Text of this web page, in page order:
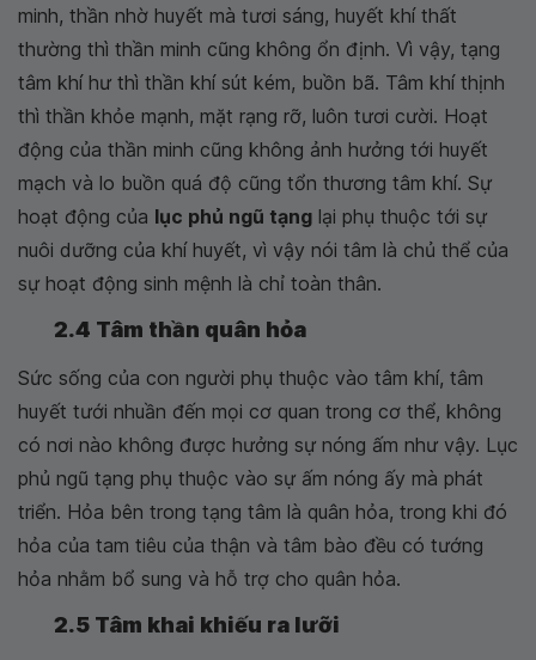
minh, thần nhờ huyết mà tươi sáng, huyết khí thất
thường thì thần minh cũng không ổn định. Vì vậy, tạng
tâm khí hư thì thần khí sút kém, buồn bã. Tâm khí thịnh
thì thần khỏe mạnh, mặt rạng rỡ, luôn tươi cười. Hoạt
động của thần minh cũng không ảnh hưởng tới huyết
mạch và lo buồn quá độ cũng tổn thương tâm khí. Sự
hoạt động của lục phủ ngũ tạng lại phụ thuộc tới sự
nuôi dưỡng của khí huyết, vì vậy nói tâm là chủ thể của
sự hoạt động sinh mệnh là chỉ toàn thân.
2.4 Tâm thần quân hỏa
Sức sống của con người phụ thuộc vào tâm khí, tâm
huyết tưới nhuần đến mọi cơ quan trong cơ thể, không
có nơi nào không được hưởng sự nóng ấm như vậy. Lục
phủ ngũ tạng phụ thuộc vào sự ấm nóng ấy mà phát
triển. Hỏa bên trong tạng tâm là quân hỏa, trong khi đó
hỏa của tam tiêu của thận và tâm bào đều có tướng
hỏa nhằm bổ sung và hỗ trợ cho quân hỏa.
2.5 Tâm khai khiếu ra lưỡi